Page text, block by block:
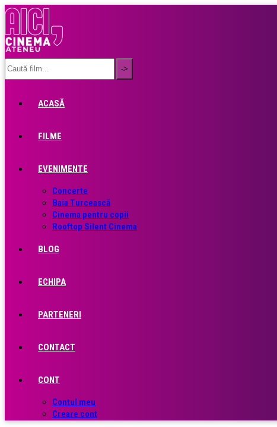
ACASĂ
FILME
EVENIMENTE
Concerte
Baia Turcească
Cinema pentru copii
Rooftop Silent Cinema
BLOG
ECHIPA
PARTENERI
CONTACT
CONT
Contul meu
Creare cont